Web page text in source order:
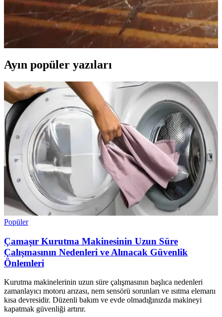
Dremel kullanılarak yapılan PCB audio güç amplifikatöründe
stabiliteyi artırmak için bypass kondansatörleri, düşük geçiren filtre
ve geri besleme ağı eklenmiştir. Performans ve ses kalitesi
Ayın popüler yazıları
Popüler
Çamaşır Kurutma Makinesinin Uzun Süre
Çalışmasının Nedenleri ve Alınacak Güvenlik
Önlemleri
Kurutma makinelerinin uzun süre çalışmasının başlıca nedenleri
zamanlayıcı motoru arızası, nem sensörü sorunları ve ısıtma elemanı
kısa devresidir. Düzenli bakım ve evde olmadığınızda makineyi
kapatmak güvenliği artırır.